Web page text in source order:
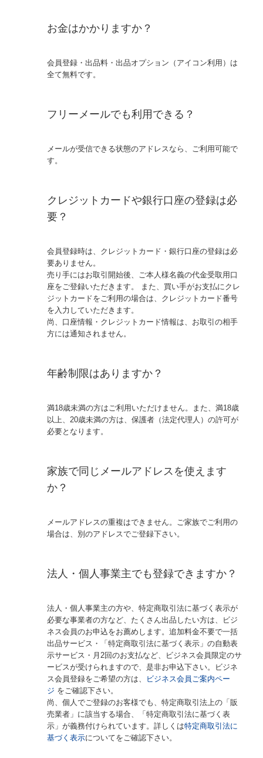
お金はかかりますか？
会員登録・出品料・出品オプション（アイコン利用）は
全て無料です。
フリーメールでも利用できる？
メールが受信できる状態のアドレスなら、ご利用可能で
す。
クレジットカードや銀行口座の登録は必
要？
会員登録時は、クレジットカード・銀行口座の登録は必
要ありません。
売り手にはお取引開始後、ご本人様名義の代金受取用口
座をご登録いただきます。 また、買い手がお支払にクレ
ジットカードをご利用の場合は、クレジットカード番号
を入力していただきます。
尚、口座情報・クレジットカード情報は、お取引の相手
方には通知されません。
年齢制限はありますか？
満18歳未満の方はご利用いただけません。また、満18歳
以上、20歳未満の方は、保護者（法定代理人）の許可が
必要となります。
家族で同じメールアドレスを使えます
か？
メールアドレスの重複はできません。ご家族でご利用の
場合は、別のアドレスでご登録下さい。
法人・個人事業主でも登録できますか？
法人・個人事業主の方や、特定商取引法に基づく表示が
必要な事業者の方など、たくさん出品したい方は、ビジ
ネス会員のお申込をお薦めします。追加料金不要で一括
出品サービス・「特定商取引法に基づく表示」の自動表
示サービス・月2回のお支払など、ビジネス会員限定のサ
ービスが受けられますので、是非お申込下さい。ビジネ
ス会員登録をご希望の方は、
ビジネス会員ご案内ペー
ジ をご確認下さい。
尚、個人でご登録のお客様でも、特定商取引法上の「販
売業者」に該当する場合、「特定商取引法に基づく表
示」が義務付けられています。詳しくは特定商取引法に
基づく表示についてをご確認下さい。